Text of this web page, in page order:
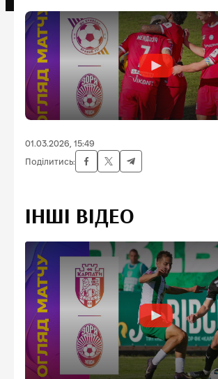
01.03.2026, 15:49
Поділитись:
ІНШІ ВІДЕО